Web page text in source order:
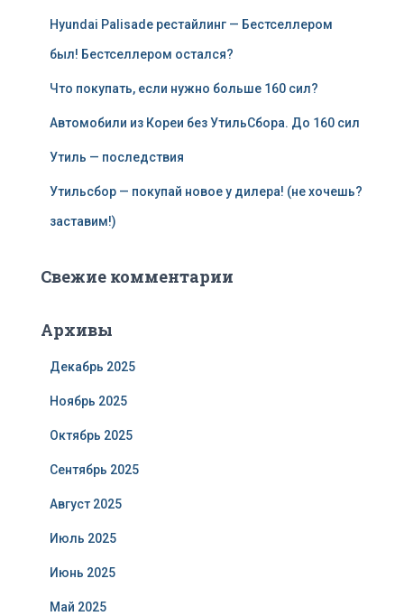
Hyundai Palisade рестайлинг — Бестселлером
был! Бестселлером остался?
Что покупать, если нужно больше 160 сил?
Автомобили из Кореи без УтильСбора. До 160 сил
Утиль — последствия
Утильсбор — покупай новое у дилера! (не хочешь?
заставим!)
Свежие комментарии
Архивы
Декабрь 2025
Ноябрь 2025
Октябрь 2025
Сентябрь 2025
Август 2025
Июль 2025
Июнь 2025
Май 2025